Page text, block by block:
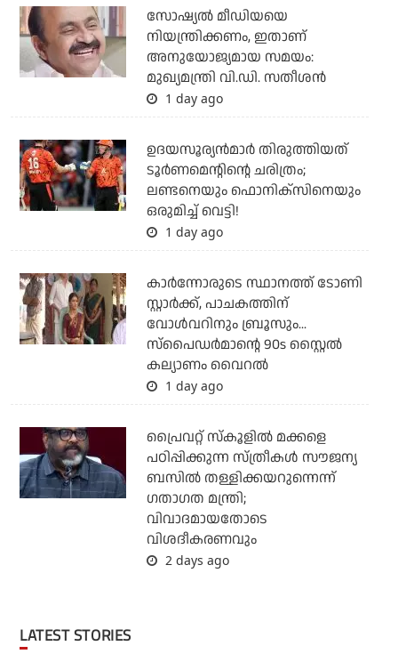
സോഷ്യല്‍ മീഡിയയെ
നിയന്ത്രിക്കണം, ഇതാണ്
അനുയോജ്യമായ സമയം:
മുഖ്യമന്ത്രി വി.ഡി. സതീശന്‍
1 day ago
ഉദയസൂര്യന്‍മാര്‍ തിരുത്തിയത്
ടൂര്‍ണമെന്റിന്റെ ചരിത്രം;
ലണ്ടനെയും ഫൊനിക്‌സിനെയും
ഒരുമിച്ച് വെട്ടി!
1 day ago
കാര്‍ന്നോരുടെ സ്ഥാനത്ത് ടോണി
സ്റ്റാര്‍ക്ക്, പാചകത്തിന്
വോള്‍വറിനും ബ്രൂസും...
സ്‌പൈഡര്‍മാന്റെ 90s സ്റ്റൈല്‍
കല്യാണം വൈറല്‍
1 day ago
പ്രൈവറ്റ് സ്‌കൂളില്‍ മക്കളെ
പഠിപ്പിക്കുന്ന സ്ത്രീകള്‍ സൗജന്യ
ബസില്‍ തള്ളിക്കയറുന്നെന്ന്
ഗതാഗത മന്ത്രി;
വിവാദമായതോടെ
വിശദീകരണവും
2 days ago
LATEST STORIES